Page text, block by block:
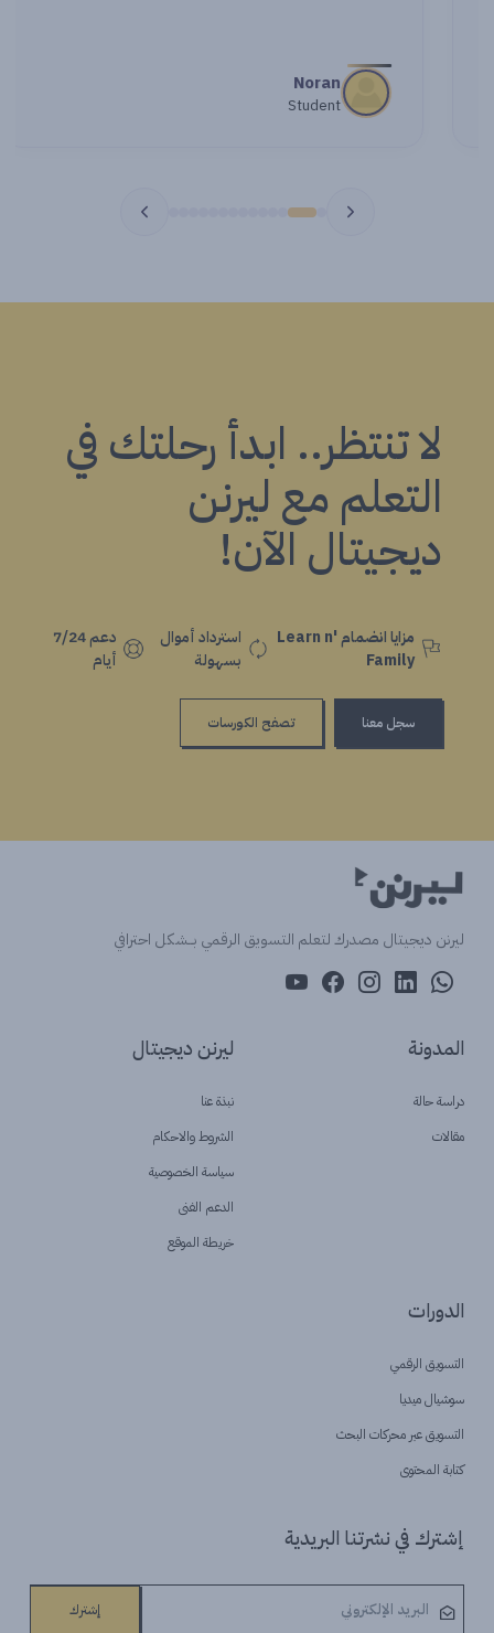
Noran
Student
لا تنتظر.. ابدأ رحلتك في
التعلم مع ليرنن
ديجيتال الآن!
مزايا انضمام Learn n'
Family
استرداد أموال
بسهولة
دعم 7/24
أيام
سجل معنا تصفح الكورسات
ليرنن ديجيتال مصدرك لتعلم التسويق الرقمي بــشكل احترافي
المدونة
دراسة حالة
مقالات
ليرنن ديجيتال
نبذة عنا
الشروط والاحكام
سياسة الخصوصية
الدعم الفنى
خريطة الموقع
الدورات
التسويق الرقمي
سوشيال ميديا
التسويق عبر محركات البحث
كتابة المحتوى
إشترك في نشرتنا البريدية
إشترك